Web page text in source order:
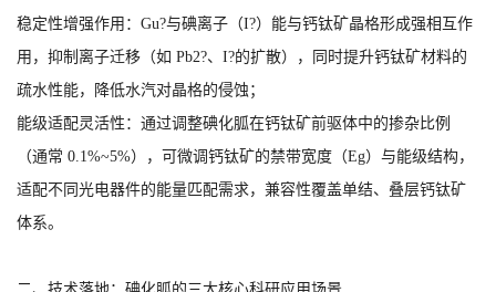
稳定性增强作用：Gu?与碘离子（I?）能与钙钛矿晶格形成强相互作
用，抑制离子迁移（如 Pb2?、I?的扩散），同时提升钙钛矿材料的
疏水性能，降低水汽对晶格的侵蚀；
能级适配灵活性：通过调整碘化胍在钙钛矿前驱体中的掺杂比例
（通常 0.1%~5%），可微调钙钛矿的禁带宽度（Eg）与能级结构，
适配不同光电器件的能量匹配需求，兼容性覆盖单结、叠层钙钛矿
体系。